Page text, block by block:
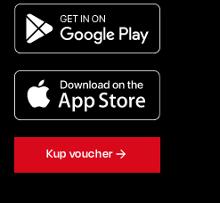
Kup voucher